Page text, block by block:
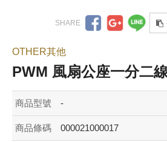
OTHER其他
PWM 風扇公座一分二
商品型號 -
商品條碼 000021000017